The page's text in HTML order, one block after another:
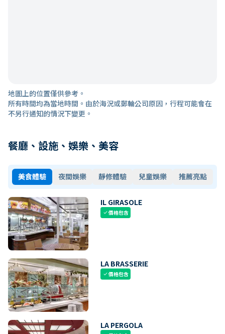
地圖上的位置僅供參考。
所有時間均為當地時間。由於海況或郵輪公司原因，行程可能會在
不另行通知的情況下變更。
餐廳、設施、娛樂、美容
美食體驗 夜間娛樂 靜修體驗 兒童娛樂 推薦亮點
IL GIRASOLE
check價格包含
LA BRASSERIE
check價格包含
LA PERGOLA